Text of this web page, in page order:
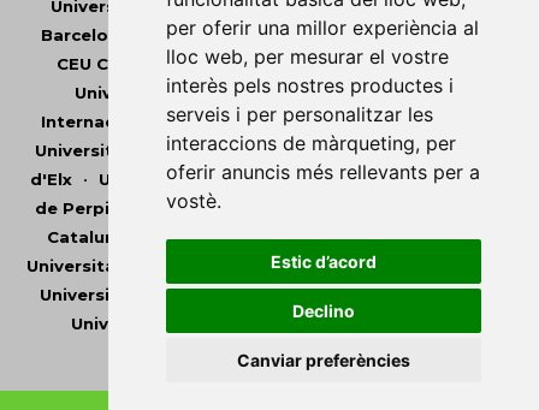
per oferir una millor experiència al
lloc web, per mesurar el vostre
interès pels nostres productes i
serveis i per personalitzar les
interaccions de màrqueting, per
oferir anuncis més rellevants per a
vostè.
Estic d’acord
Declino
Canviar preferències
Universitat d'Andorra•Universitat Autònoma de
Barcelona
Universitat de Barcelona• Universitat
CEU Cardenal Herrera•Universitat de Girona
Universitat de les Illes Balears•Universitat
Internacional de Catalunya •Universitat Jaume I
Universitat de Lleida•Universitat Miguel Hernández
d'Elx• Universitat Oberta de Catalunya•Universitat
de Perpinyà Via Domitia
Catalunya
Universitat Politècnica de València•
Universitat Pompeu Fabra
•Universitat Ramon Llull
Universitat Rovira i Virgili•Universitat de Sàsser•
Universitat de València
•Universitat de Vic -
Universitat Central de Catalunya